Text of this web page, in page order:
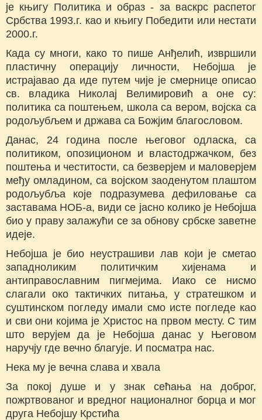
је књигу Политика и образ - за васкрс распетог
Србства 1993.г. као и књигу Победити или нестати
2000.г.
Када су многи, како то пише Анђелић, извршили
пластичну операцију личности, Небојша је
истрајавао да иде путем чије је смернице описао
св. владика Николај Велимировић а оне су:
политика са поштењем, школа са вером, војска са
родољубљем и држава са Божјим благословом.
Данас, 24 година после његовог одласка, са
политиком, опозиционом и властодржачком, без
поштења и честитости, са безверјем и маловерјем
међу омладином, са војском заоденутом плаштом
родољубља које подразумева дефиловање са
заставама НОБ-а, види се јасно колико је Небојша
био у праву залажући се за обнову србске заветне
идеје.
Небојша је био неустрашиви лав који је сметао
западноликим политичким хијенама и
антиправославним пигмејима. Иако се нисмо
слагали око тактичких питања, у стратешком и
суштинском погледу имали смо исте погледе као
и сви они којима је Христос на првом месту. С тим
што верујем да је Небојша данас у Његовом
наручју где вечно благује. И посматра нас.
Нека му је вечна слава и хвала
За покој душе и у знак сећања на доброг,
пожртвованог и вредног националног борца и мог
друга Небојшу Крстића